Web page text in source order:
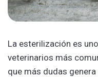
La esterilización es
veterinarios más
que más dudas